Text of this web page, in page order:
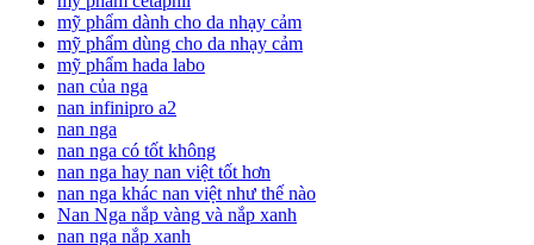
mỹ phẩm dành cho da nhạy cảm
mỹ phẩm dùng cho da nhạy cảm
mỹ phẩm hada labo
nan của nga
nan infinipro a2
nan nga
nan nga có tốt không
nan nga hay nan việt tốt hơn
nan nga khác nan việt như thế nào
Nan Nga nắp vàng và nắp xanh
nan nga nắp xanh